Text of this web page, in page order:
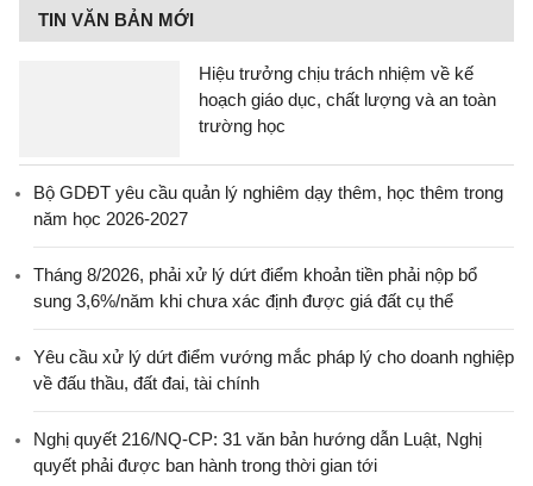
TIN VĂN BẢN MỚI
Hiệu trưởng chịu trách nhiệm về kế
hoạch giáo dục, chất lượng và an toàn
trường học
Bộ GDĐT yêu cầu quản lý nghiêm dạy thêm, học thêm trong
năm học 2026-2027
Tháng 8/2026, phải xử lý dứt điểm khoản tiền phải nộp bổ
sung 3,6%/năm khi chưa xác định được giá đất cụ thể
Yêu cầu xử lý dứt điểm vướng mắc pháp lý cho doanh nghiệp
về đấu thầu, đất đai, tài chính
Nghị quyết 216/NQ-CP: 31 văn bản hướng dẫn Luật, Nghị
quyết phải được ban hành trong thời gian tới